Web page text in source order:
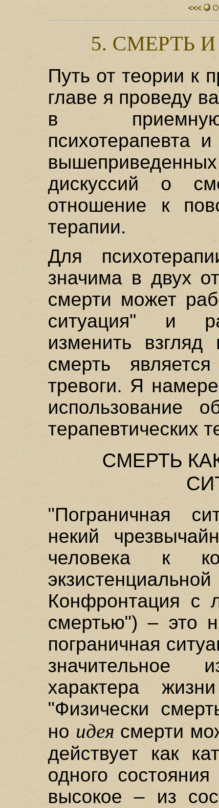
<<<
5. СМЕРТЬ
Путь от теории к
главе я проведу
в приемную
психотерапевта
дискуссий о
отношение к
терапии.
Для
значима в двух
смерти может
ситуация" и
изменить
смерть
тревоги. Я
использование
терапевтических
СМЕРТЬ
"Пограничная
некий
человека к
Конфронтация с
смертью") – это
пограничная
значительное
характера
"Физически
ноидея смерти
действует как
одного
высокое – из